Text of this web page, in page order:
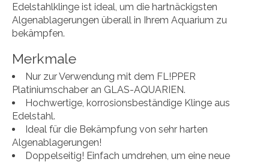
Edelstahlklinge ist ideal, um die hartnäckigsten
Algenablagerungen überall in Ihrem Aquarium zu
bekämpfen.
Merkmale
Nur zur Verwendung mit dem FL!PPER
Platiniumschaber an GLAS-AQUARIEN.
Hochwertige, korrosionsbeständige Klinge aus
Edelstahl.
Ideal für die Bekämpfung von sehr harten
Algenablagerungen!
Doppelseitig! Einfach umdrehen, um eine neue